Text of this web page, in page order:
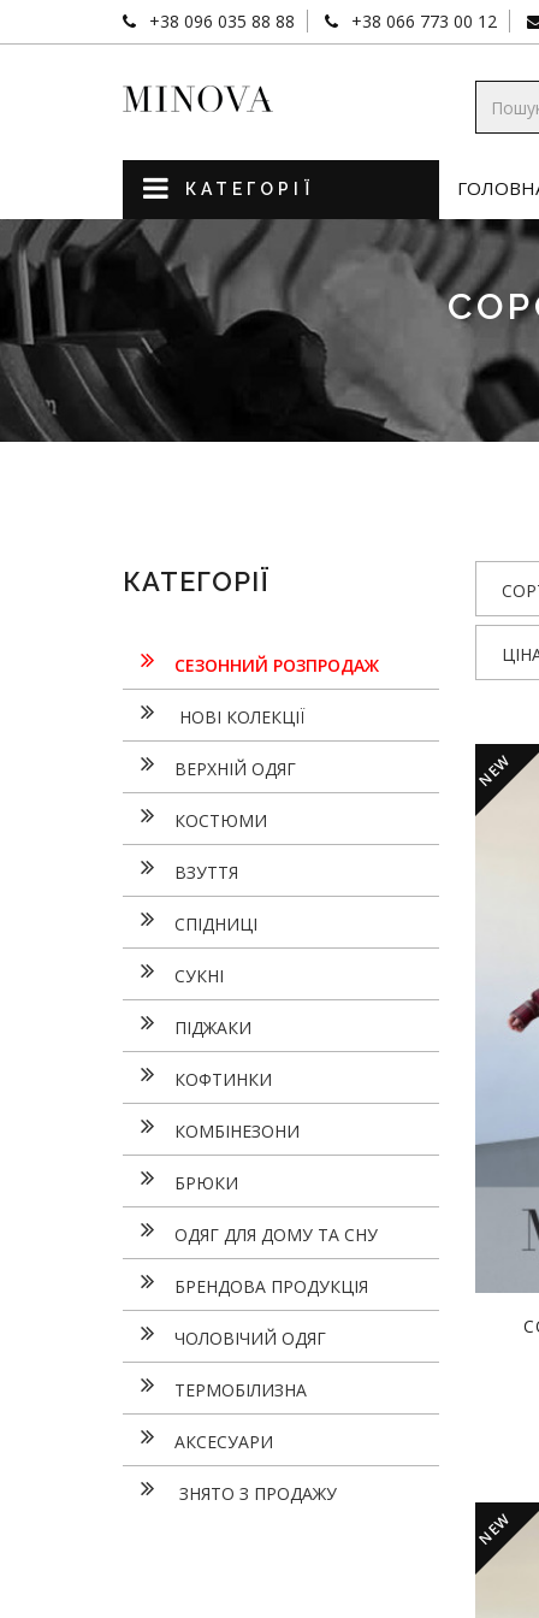
+38 096 035 88 88 +38 066 773 00 12
КАТЕГОРІЇ
КАТЕГОРІЇ
СЕЗОННИЙ РОЗПРОДАЖ
НОВІ КОЛЕКЦІЇ
ВЕРХНІЙ ОДЯГ
КОСТЮМИ
ВЗУТТЯ
СПІДНИЦІ
СУКНI
ПІДЖАКИ
КОФТИНКИ
КОМБІНЕЗОНИ
БРЮКИ
ОДЯГ ДЛЯ ДОМУ ТА СНУ
БРЕНДОВА ПРОДУКЦІЯ
ЧОЛОВІЧИЙ ОДЯГ
ТЕРМОБІЛИЗНА
АКСЕСУАРИ
ЗНЯТО З ПРОДАЖУ
NEW
NEW